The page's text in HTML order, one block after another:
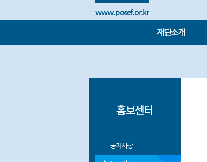
www.posef.or.kr
재단소개
홍보센터
공지사항